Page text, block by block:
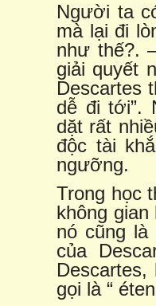
Người ta
mà lại đi
như thế?.
giải quyết
Descartes
dễ đi tới”.
dặt rất
độc tài
ngưỡng.
Trong học
không
nó cũng
của
gọi là “